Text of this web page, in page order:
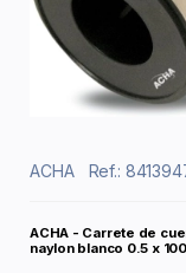
ACHA Ref.:
ACHA - Carrete de
naylon blanco 0.5 x